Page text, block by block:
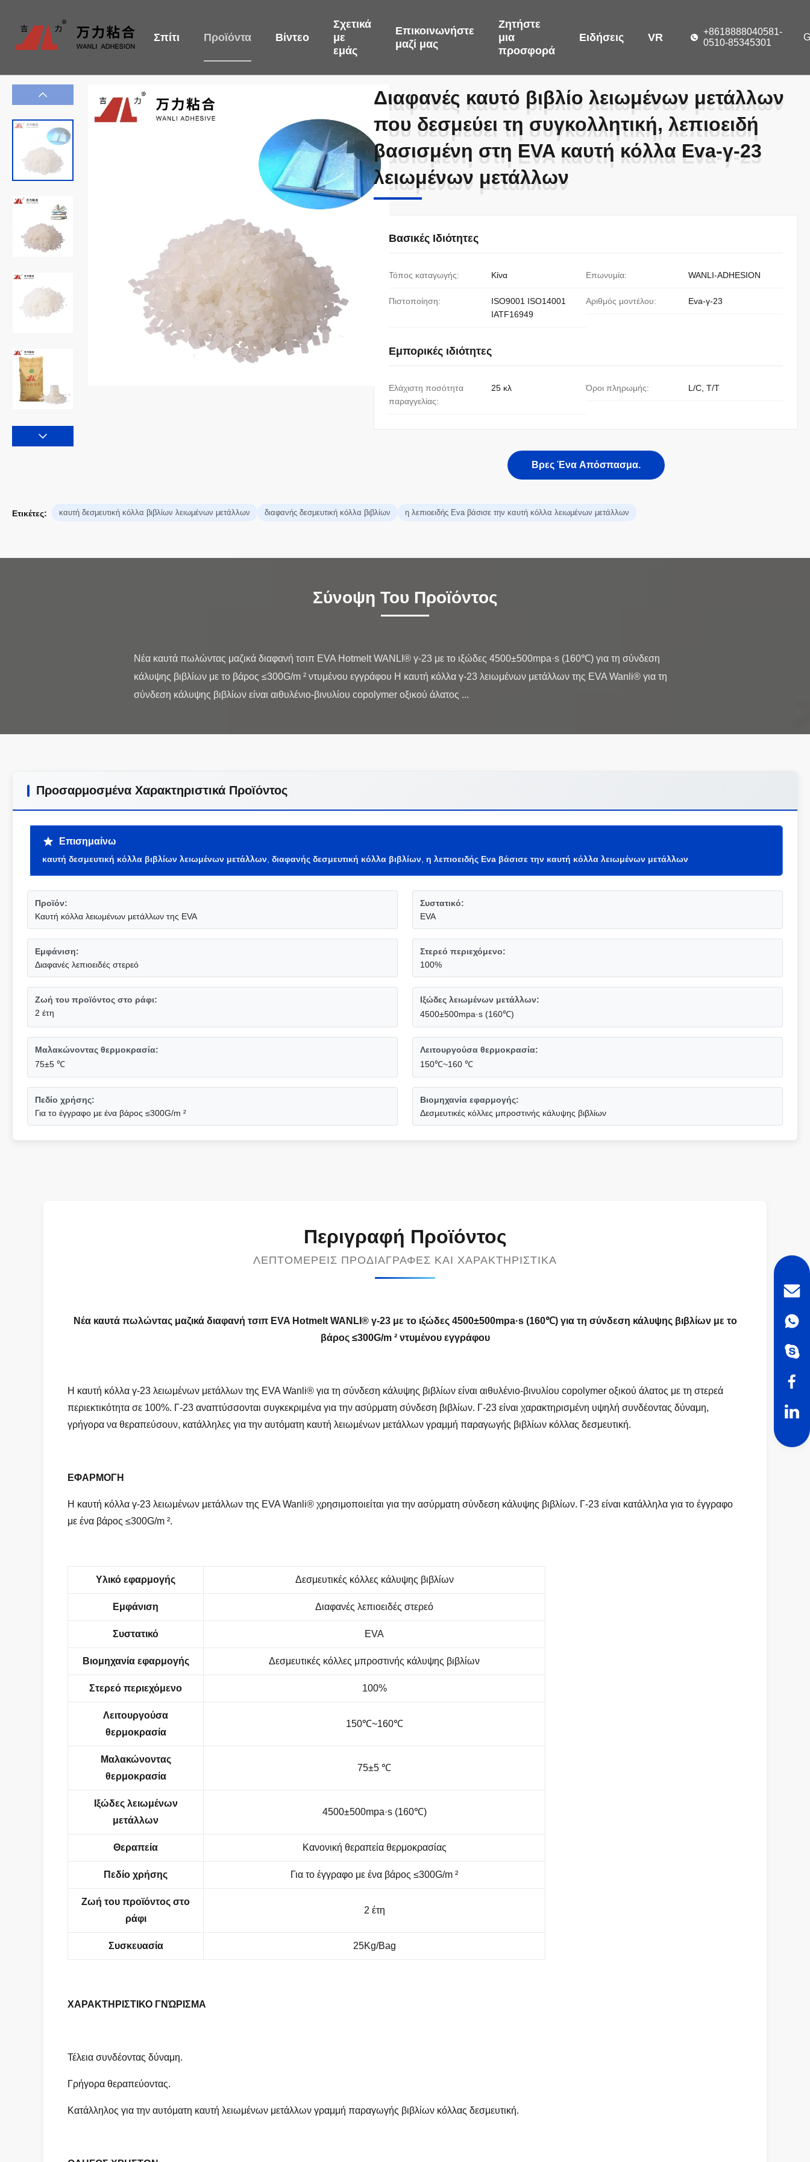
Σπίτι Προϊόντα Βίντεο
Σχετικά
με
εμάς
Επικοινωνήστε
μαζί μας
Ζητήστε
μια
προσφορά
Ειδήσεις VR
+8618888040581-
0510-85345301
Διαφανές καυτό βιβλίο λειωμένων μετάλλων
που δεσμεύει τη συγκολλητική, λεπιοειδή
βασισμένη στη EVA καυτή κόλλα Eva-γ-23
λειωμένων μετάλλων
Διαφανές καυτό βιβλίο λειωμένων μετάλλων
που δεσμεύει τη συγκολλητική, λεπιοειδή
βασισμένη στη EVA καυτή κόλλα Eva-γ-23
λειωμένων μετάλλων
Βασικές Ιδιότητες
Τόπος καταγωγής: Κίνα Επωνυμία: WANLI-ADHESION
Πιστοποίηση:
ISO9001 ISO14001
IATF16949
Αριθμός μοντέλου: Eva-γ-23
Εμπορικές ιδιότητες
Ελάχιστη ποσότητα
παραγγελίας:
25 κλ Όροι πληρωμής: L/C, T/T
Βρες Ένα Απόσπασμα.
Ετικέτες: καυτή δεσμευτική κόλλα βιβλίων λειωμένων μετάλλων διαφανής δεσμευτική κόλλα βιβλίων η λεπιοειδής Eva βάσισε την καυτή κόλλα λειωμένων μετάλλων
Σύνοψη Του Προϊόντος
Νέα καυτά πωλώντας μαζικά διαφανή τσιπ EVA Hotmelt WANLI® γ-23 με το ιξώδες 4500±500mpa·s (160℃) για τη σύνδεση
κάλυψης βιβλίων με το βάρος ≤300G/m ² ντυμένου εγγράφου Η καυτή κόλλα γ-23 λειωμένων μετάλλων της EVA Wanli® για τη
Προσαρμοσμένα Χαρακτηριστικά Προϊόντος
Επισημαίνω
καυτή δεσμευτική κόλλα βιβλίων λειωμένων μετάλλων διαφανής δεσμευτική κόλλα βιβλίων η λεπιοειδής Eva βάσισε την καυτή κόλλα λειωμένων μετάλλων
Προϊόν:
Καυτή κόλλα λειωμένων μετάλλων της EVA
Συστατικό:
EVA
Εμφάνιση:
Διαφανές λεπιοειδές στερεό
Στερεό περιεχόμενο:
100%
Ζωή του προϊόντος στο ράφι:
2 έτη
Ιξώδες λειωμένων μετάλλων:
4500±500mpa·s (160℃)
Μαλακώνοντας θερμοκρασία:
75±5 ℃
Λειτουργούσα θερμοκρασία:
150℃~160 ℃
Πεδίο χρήσης:
Για το έγγραφο με ένα βάρος ≤300G/m ²
Βιομηχανία εφαρμογής:
Δεσμευτικές κόλλες μπροστινής κάλυψης βιβλίων
Περιγραφή Προϊόντος
ΛΕΠΤΟΜΕΡΕΊΣ ΠΡΟΔΙΑΓΡΑΦΈΣ ΚΑΙ ΧΑΡΑΚΤΗΡΙΣΤΙΚΆ
Νέα καυτά πωλώντας μαζικά διαφανή τσιπ EVA Hotmelt WANLI® γ-23 με το ιξώδες 4500±500mpa·s (160℃) για τη σύνδεση κάλυψης βιβλίων με το
βάρος ≤300G/m ² ντυμένου εγγράφου
Η καυτή κόλλα γ-23 λειωμένων μετάλλων της EVA Wanli® για τη σύνδεση κάλυψης βιβλίων είναι αιθυλένιο-βινυλίου copolymer οξικού άλατος με τη στερεά
περιεκτικότητα σε 100%. Γ-23 αναπτύσσονται συγκεκριμένα για την ασύρματη σύνδεση βιβλίων. Γ-23 είναι χαρακτηρισμένη υψηλή συνδέοντας δύναμη,
γρήγορα να θεραπεύσουν, κατάλληλες για την αυτόματη καυτή λειωμένων μετάλλων γραμμή παραγωγής βιβλίων κόλλας δεσμευτική.
ΕΦΑΡΜΟΓΗ
Η καυτή κόλλα γ-23 λειωμένων μετάλλων της EVA Wanli® χρησιμοποιείται για την ασύρματη σύνδεση κάλυψης βιβλίων. Γ-23 είναι κατάλληλα για το έγγραφο
με ένα βάρος ≤300G/m ².
Υλικό εφαρμογής Δεσμευτικές κόλλες κάλυψης βιβλίων
Εμφάνιση Διαφανές λεπιοειδές στερεό
Συστατικό EVA
Βιομηχανία εφαρμογής Δεσμευτικές κόλλες μπροστινής κάλυψης βιβλίων
Στερεό περιεχόμενο 100%
Λειτουργούσα
θερμοκρασία
150℃~160℃
Μαλακώνοντας
θερμοκρασία
75±5 ℃
Ιξώδες λειωμένων
μετάλλων
4500±500mpa·s (160℃)
Θεραπεία Κανονική θεραπεία θερμοκρασίας
Πεδίο χρήσης Για το έγγραφο με ένα βάρος ≤300G/m ²
Ζωή του προϊόντος στο
ράφι
2 έτη
Συσκευασία 25Kg/Bag
ΧΑΡΑΚΤΗΡΙΣΤΙΚΟ ΓΝΏΡΙΣΜΑ
Τέλεια συνδέοντας δύναμη.
Γρήγορα θεραπεύοντας.
Κατάλληλος για την αυτόματη καυτή λειωμένων μετάλλων γραμμή παραγωγής βιβλίων κόλλας δεσμευτική.